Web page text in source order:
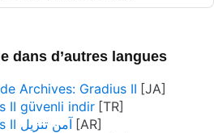
dans d’autres langues
Archives: Gradius II
II güvenli indir
Arcade Archives: Gradius II آمن تنزيل